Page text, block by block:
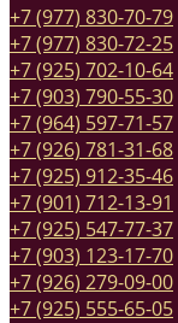
+7 (977) 830-70-79
+7 (977) 830-72-25
+7 (925) 702-10-64
+7 (903) 790-55-30
+7 (964) 597-71-57
+7 (926) 781-31-68
+7 (925) 912-35-46
+7 (901) 712-13-91
+7 (925) 547-77-37
+7 (903) 123-17-70
+7 (926) 279-09-00
+7 (925) 555-65-05